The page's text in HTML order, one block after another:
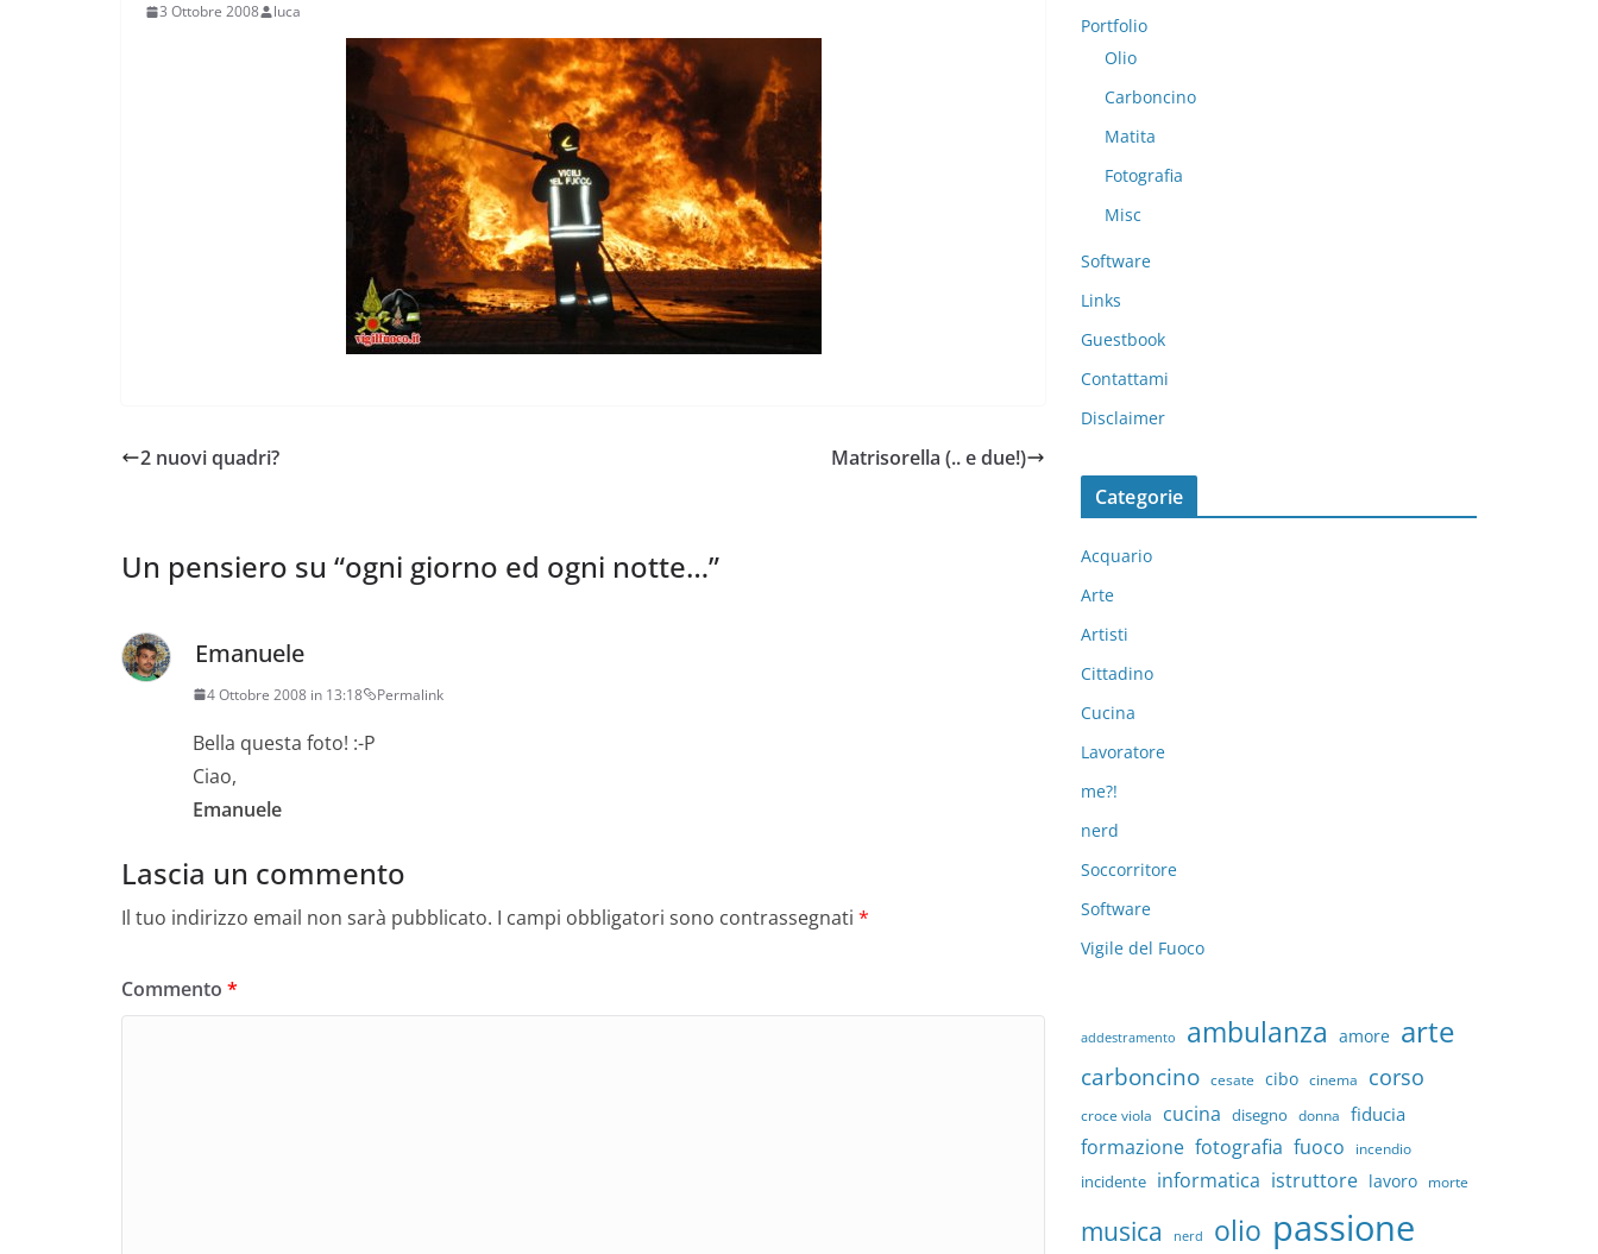
3 Ottobre 2008 luca
2 nuovi quadri? Matrisorella (.. e due!)
Un pensiero su “ogni giorno ed ogni notte…”
Emanuele
4 Ottobre 2008 in 13:18 Permalink
Bella questa foto! :-P
Ciao,
Emanuele
Lascia un commento
Il tuo indirizzo email non sarà pubblicato. I campi obbligatori sono contrassegnati *
Commento *
Portfolio
Olio
Carboncino
Matita
Fotografia
Misc
Software
Links
Guestbook
Contattami
Disclaimer
Categorie
Acquario
Arte
Artisti
Cittadino
Cucina
Lavoratore
me?!
nerd
Soccorritore
Software
Vigile del Fuoco
addestramento ambulanza amore arte
carboncino cesate cibo cinema corso
croce viola cucina disegno donna fiducia
formazione fotografia fuoco incendio
incidente informatica istruttore lavoro morte
musica nerd olio passione